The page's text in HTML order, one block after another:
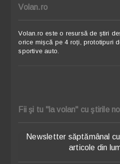
Volan.ro
Volan.ro este o resursă de știri
orice mișcă pe 4 roți, prototipuri
sportive auto.
Fii şi tu "la volan" cu ştirile
Newsletter săptămânal
articole din